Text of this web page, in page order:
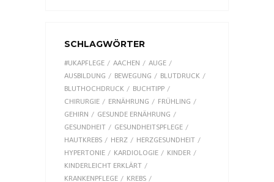
SCHLAGWÖRTER
#UKAPFLEGE AACHEN
AUGE
AUSBILDUNG
BEWEGUNG
BLUTDRUCK
BLUTHOCHDRUCK
BUCHTIPP
CHIRURGIE
ERNÄHRUNG
FRÜHLING
GEHIRN
GESUNDE ERNÄHRUNG
GESUNDHEIT
GESUNDHEITSPFLEGE
HAUTKREBS
HERZ
HERZGESUNDHEIT
HYPERTONIE
KARDIOLOGIE
KINDER
KINDERLEICHT ERKLÄRT
KRANKENPFLEGE
KREBS